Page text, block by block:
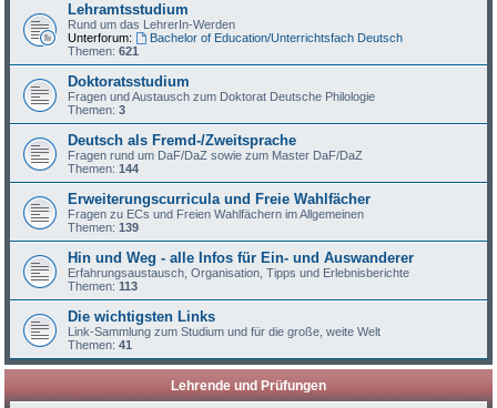
Lehramtsstudium
Rund um das LehrerIn-Werden
Unterforum:
Bachelor of Education/Unterrichtsfach Deutsch
Themen:621
Doktoratsstudium
Fragen und Austausch zum Doktorat Deutsche Philologie
Themen:3
Deutsch als Fremd-/Zweitsprache
Fragen rund um DaF/DaZ sowie zum Master DaF/DaZ
Themen:144
Erweiterungscurricula und Freie Wahlfächer
Fragen zu ECs und Freien Wahlfächern im Allgemeinen
Themen:139
Hin und Weg - alle Infos für Ein- und Auswanderer
Erfahrungsaustausch, Organisation, Tipps und Erlebnisberichte
Themen:113
Die wichtigsten Links
Link-Sammlung zum Studium und für die große, weite Welt
Themen:41
Lehrende und Prüfungen